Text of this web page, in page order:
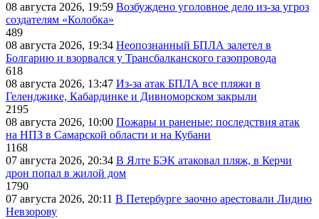
08 августа 2026, 19:59 Возбуждено уголовное дело из-за угроз
создателям «Колобка»
489
08 августа 2026, 19:34 Неопознанный БПЛА залетел в
Болгарию и взорвался у Трансбалканского газопровода
618
08 августа 2026, 13:47 Из-за атак БПЛА все пляжи в
Геленджике, Кабардинке и Дивноморском закрыли
2195
08 августа 2026, 10:00 Пожары и раненые: последствия атак
на НПЗ в Самарской области и на Кубани
1168
07 августа 2026, 20:34 В Ялте БЭК атаковал пляж, в Керчи
дрон попал в жилой дом
1790
07 августа 2026, 20:11 В Петербурге заочно арестовали Лидию
Невзорову